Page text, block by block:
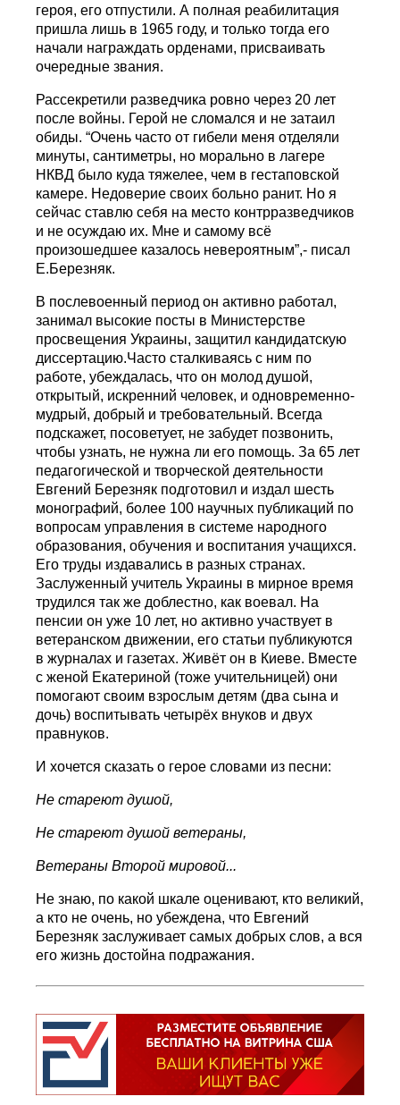
героя, его отпустили. А полная реабилитация
пришла лишь в 1965 году, и только тогда его
начали награждать орденами, присваивать
очередные звания.
Рассекретили разведчика ровно через 20 лет
после войны. Герой не сломался и не затаил
обиды. “Очень часто от гибели меня отделяли
минуты, сантиметры, но морально в лагере
НКВД было куда тяжелее, чем в гестаповской
камере. Недоверие своих больно ранит. Но я
сейчас ставлю себя на место контрразведчиков
и не осуждаю их. Мне и самому всё
произошедшее казалось невероятным”,- писал
Е.Березняк.
В послевоенный период он активно работал,
занимал высокие посты в Министерстве
просвещения Украины, защитил кандидатскую
диссертацию.Часто сталкиваясь с ним по
работе, убеждалась, что он молод душой,
открытый, искренний человек, и одновременно-
мудрый, добрый и требовательный. Всегда
подскажет, посоветует, не забудет позвонить,
чтобы узнать, не нужна ли его помощь. За 65 лет
педагогической и творческой деятельности
Евгений Березняк подготовил и издал шесть
монографий, более 100 научных публикаций по
вопросам управления в системе народного
образования, обучения и воспитания учащихся.
Его труды издавались в разных странах.
Заслуженный учитель Украины в мирное время
трудился так же доблестно, как воевал. На
пенсии он уже 10 лет, но активно участвует в
ветеранском движении, его статьи публикуются
в журналах и газетах. Живёт он в Киеве. Вместе
с женой Екатериной (тоже учительницей) они
помогают своим взрослым детям (два сына и
дочь) воспитывать четырёх внуков и двух
правнуков.
И хочется сказать о герое словами из песни:
Не стареют душой,
Не стареют душой ветераны,
Ветераны Второй мировой...
Не знаю, по какой шкале оценивают, кто великий,
а кто не очень, но убеждена, что Евгений
Березняк заслуживает самых добрых слов, а вся
его жизнь достойна подражания.